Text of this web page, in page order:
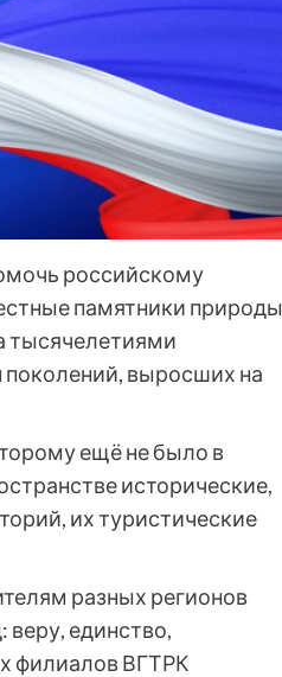
российскому
памятники природы
тысячелетиями
поколений, выросших на
ещё не было в
исторические,
их туристические
разных регионов
веру, единство,
филиалов ВГТРК